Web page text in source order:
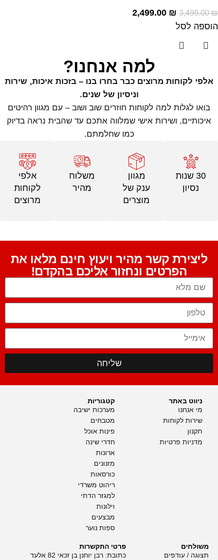
3,499.00₪
2,499.00 ₪
הוספה לסל
למה אנחנו?
אלפי לקוחות מרוצים כבר בחרו בנו – בזכות איכות, שירות
וניסיון של שנים.
בואו לגלות למה לקוחות חוזרים שוב ושוב – עם מגוון רהיטים
איכותיים, ושירות אישי שמלווה אתכם עד שהבית נראה בדיוק
כמו שחלמתם.
30 שנות
נסיון
מגוון
ענק של
מוצרים
משלוח
מהיר
אלפי
לקוחות
מרוצים
ליצירת קשר מהיר ויעוץ חינם מלאו את
הפרטים ונחזור אליכם בהקדם!
שליחה
ניווט באתר
מי אנחנו
שירות לקוחות
תקנון
מדניות פרטיות
קטגוריות
מערכות ישיבה
מטבחים
פינות אוכל
חדרי שינה
ארונות
מזנונים
כורסאות
ריהוט משרדי
למגזר הדתי
וילונות
מבצעים
ספות נוער
משולחים
תצוגה / עודפים
פרטי התקשרות
כתובת: רבן יוחנן בן זכאי 82 אלעד